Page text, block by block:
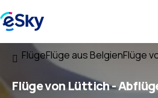
FlügeFlüge aus BelgienFlüge
Flügevon Lüttich-